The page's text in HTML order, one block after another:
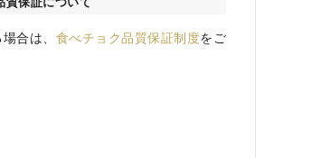
合は、 食べチョク品質保証制度をご